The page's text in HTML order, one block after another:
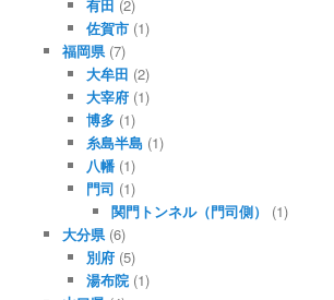
有田 (2)
佐賀市 (1)
福岡県(7)
大牟田 (2)
大宰府 (1)
博多 (1)
糸島半島 (1)
八幡 (1)
門司 (1)
関門トンネル（門司側）
(1)
大分県(6)
別府 (5)
湯布院 (1)